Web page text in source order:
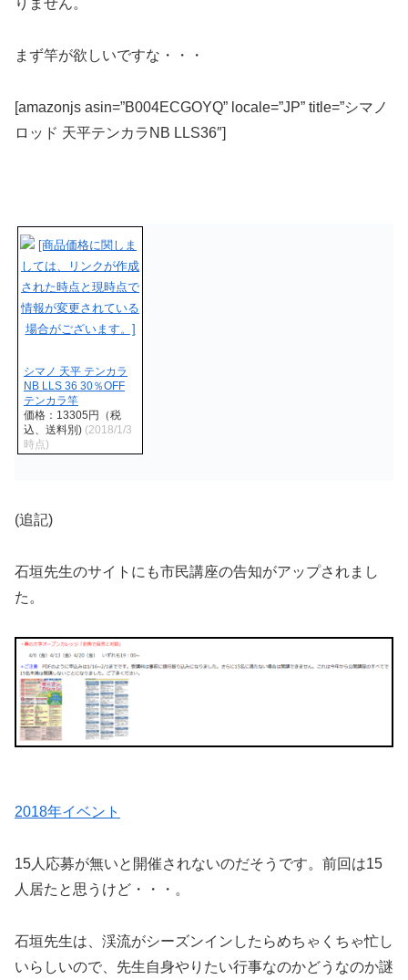
りません。
まず竿が欲しいですな・・・
[amazonjs asin=”B004ECGOYQ” locale=”JP” title=”シマノ
ロッド 天平テンカラNB LLS36″]
シマノ 天平 テンカラ
NB LLS 36 30％OFF
テンカラ竿
価格：13305円（税
込、送料別) (2018/1/3
時点)
(追記)
石垣先生のサイトにも市民講座の告知がアップされまし
た。
2018年イベント
15人応募が無いと開催されないのだそうです。前回は15
人居たと思うけど・・・。
石垣先生は、渓流がシーズンインしたらめちゃくちゃ忙し
いらしいので、先生自身やりたい行事なのかどうなのか謎